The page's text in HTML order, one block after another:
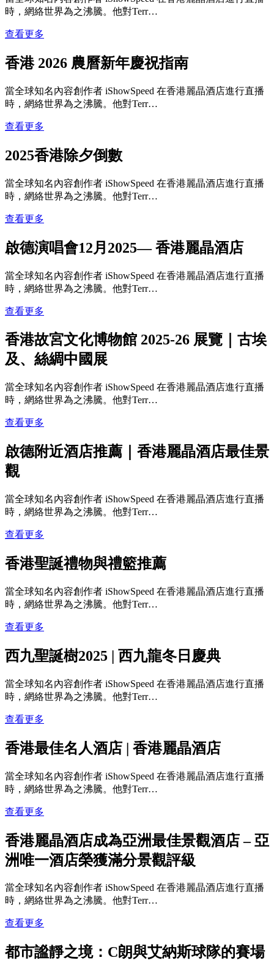
時，網絡世界為之沸騰。他對Terr…
查看更多
香港 2026 農曆新年慶祝指南
當全球知名內容創作者 iShowSpeed 在香港麗晶酒店進行直播
時，網絡世界為之沸騰。他對Terr…
查看更多
2025香港除夕倒數
當全球知名內容創作者 iShowSpeed 在香港麗晶酒店進行直播
時，網絡世界為之沸騰。他對Terr…
查看更多
啟德演唱會12月2025— 香港麗晶酒店
當全球知名內容創作者 iShowSpeed 在香港麗晶酒店進行直播
時，網絡世界為之沸騰。他對Terr…
查看更多
香港故宮文化博物館 2025-26 展覽｜古埃
及、絲綢中國展
當全球知名內容創作者 iShowSpeed 在香港麗晶酒店進行直播
時，網絡世界為之沸騰。他對Terr…
查看更多
啟德附近酒店推薦｜香港麗晶酒店最佳景
觀
當全球知名內容創作者 iShowSpeed 在香港麗晶酒店進行直播
時，網絡世界為之沸騰。他對Terr…
查看更多
香港聖誕禮物與禮籃推薦
當全球知名內容創作者 iShowSpeed 在香港麗晶酒店進行直播
時，網絡世界為之沸騰。他對Terr…
查看更多
西九聖誕樹2025 | 西九龍冬日慶典
當全球知名內容創作者 iShowSpeed 在香港麗晶酒店進行直播
時，網絡世界為之沸騰。他對Terr…
查看更多
香港最佳名人酒店 | 香港麗晶酒店
當全球知名內容創作者 iShowSpeed 在香港麗晶酒店進行直播
時，網絡世界為之沸騰。他對Terr…
查看更多
香港麗晶酒店成為亞洲最佳景觀酒店 – 亞
洲唯一酒店榮獲滿分景觀評級
當全球知名內容創作者 iShowSpeed 在香港麗晶酒店進行直播
時，網絡世界為之沸騰。他對Terr…
查看更多
都市謐靜之境：C朗與艾納斯球隊的賽場